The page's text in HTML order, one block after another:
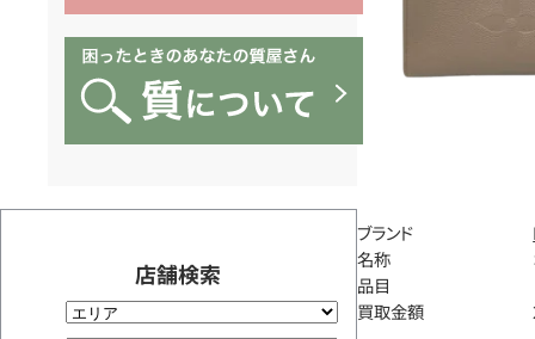
店舗検索
ブランド
名称
品目
買取金額